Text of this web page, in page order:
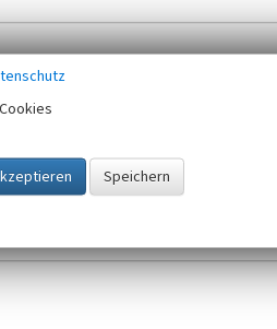
gespeichert und verwendet.
gültigen Europäischen